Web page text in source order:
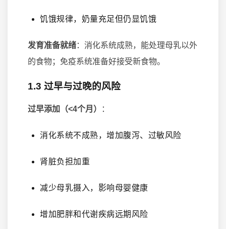
饥饿规律，奶量充足但仍显饥饿
发育准备就绪：消化系统成熟，能处理母乳以外
的食物；免疫系统准备好接受新食物。
1.3 过早与过晚的风险
过早添加（<4个月） ：
消化系统不成熟，增加腹泻、过敏风险
肾脏负担加重
减少母乳摄入，影响母婴健康
增加肥胖和代谢疾病远期风险